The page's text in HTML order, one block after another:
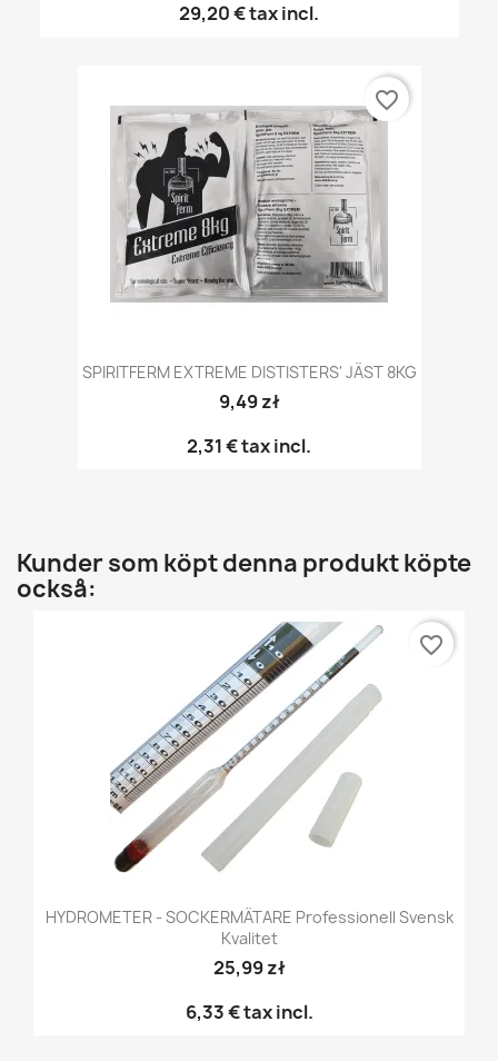
29,20 €tax incl.
SPIRITFERM EXTREME DISTISTERS' JÄST 8KG
9,49 zł
2,31 €tax incl.
favorite_border
Kunder som köpt denna produkt köpte
också:
HYDROMETER - SOCKERMÄTARE Professionell Svensk
Kvalitet
25,99 zł
6,33 €tax incl.
favorite_border